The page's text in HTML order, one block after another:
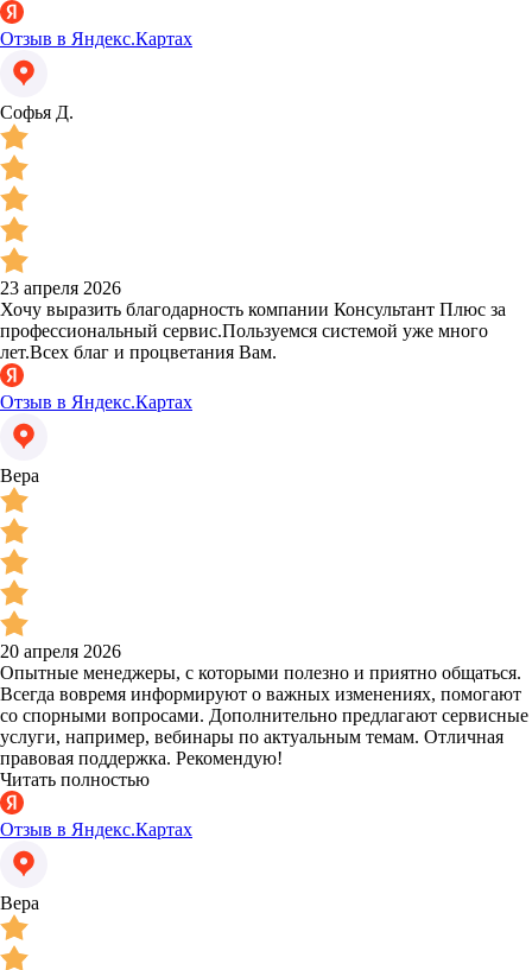
Отзыв в Яндекс.Картах
Софья Д.
23 апреля 2026
Хочу выразить благодарность компании Консультант Плюс за
профессиональный сервис.Пользуемся системой уже много
лет.Всех благ и процветания Вам.
Отзыв в Яндекс.Картах
Вера
20 апреля 2026
Опытные менеджеры, с которыми полезно и приятно общаться.
Всегда вовремя информируют о важных изменениях, помогают
со спорными вопросами. Дополнительно предлагают сервисные
услуги, например, вебинары по актуальным темам. Отличная
правовая поддержка. Рекомендую!
Читать полностью
Отзыв в Яндекс.Картах
Вера